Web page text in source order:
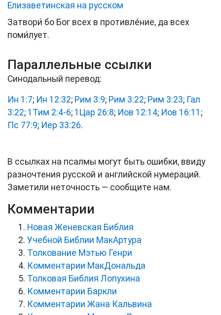
Елизаветинская на русском
Затвори́ бо Бог всех в противле́ние, да всех
поми́лует.
Параллельные ссылки
Синодальный перевод:
Ин 1:7; Ин 12:32; Рим 3:9; Рим 3:22; Рим 3:23; Гал
3:22; 1Тим 2:4-6; 1Цар 26:8; Иов 12:14; Иов 16:11 ;
Пс 77:9; Иер 33:26.
В ссылках на псалмы могут быть ошибки, ввиду
разночтения русской и английской нумераций.
Заметили неточность — сообщите нам.
Комментарии
Новая Женевская Библия
Учебной Библии МакАртура
Толкование Мэтью Генри
Комментарии МакДональда
Толковая Библия Лопухина
Комментарии Баркли
Комментарии Жана Кальвина